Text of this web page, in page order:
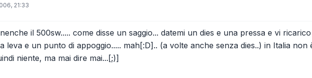
21:33
il 500sw..... come disse un saggio... datemi un dies e una pressa e vi
leva e un punto di appoggio..... mah[:D].. (a volte anche senza dies..) in Italia non
niente, ma mai dire mai...[;)]